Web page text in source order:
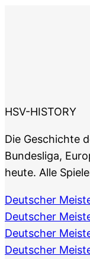
HSV-HISTORY
Die Geschichte
Bundesliga,
heute. Alle
Deutscher
Deutscher
Deutscher
Deutscher